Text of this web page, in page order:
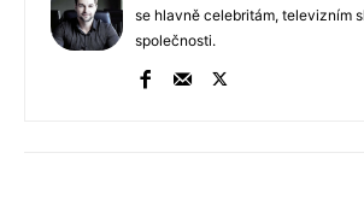
se hlavně celebritám, televizním
společnosti.